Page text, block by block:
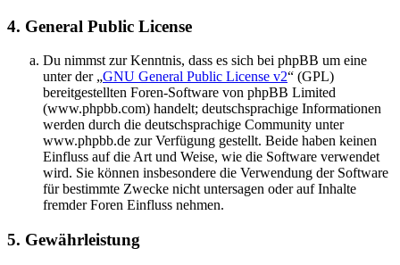
4. General Public License
Du nimmst zur Kenntnis, dass es sich bei phpBB um eine
unter der „GNU General Public License v2“ (GPL)
bereitgestellten Foren-Software von phpBB Limited
(www.phpbb.com) handelt; deutschsprachige Informationen
werden durch die deutschsprachige Community unter
www.phpbb.de zur Verfügung gestellt. Beide haben keinen
Einfluss auf die Art und Weise, wie die Software verwendet
wird. Sie können insbesondere die Verwendung der Software
für bestimmte Zwecke nicht untersagen oder auf Inhalte
fremder Foren Einfluss nehmen.
5. Gewährleistung